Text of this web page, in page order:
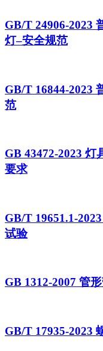
GB/T 24906-2023
灯–安全规范
GB/T 16844-2023
范
GB 43472-2023
要求
GB/T 19651.1-
试验
GB 1312-2007 管
GB/T 17935-2023